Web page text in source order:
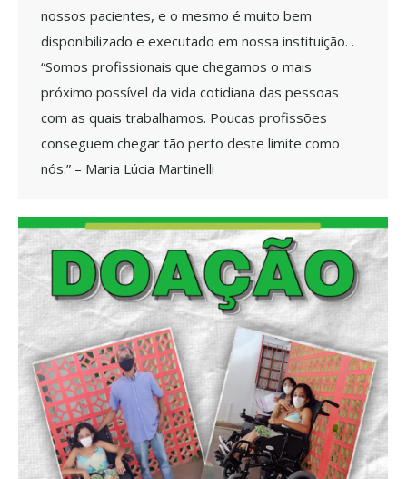
nossos pacientes, e o mesmo é muito bem
disponibilizado e executado em nossa instituição. .
“Somos profissionais que chegamos o mais
próximo possível da vida cotidiana das pessoas
com as quais trabalhamos. Poucas profissões
conseguem chegar tão perto deste limite como
nós.” – Maria Lúcia Martinelli